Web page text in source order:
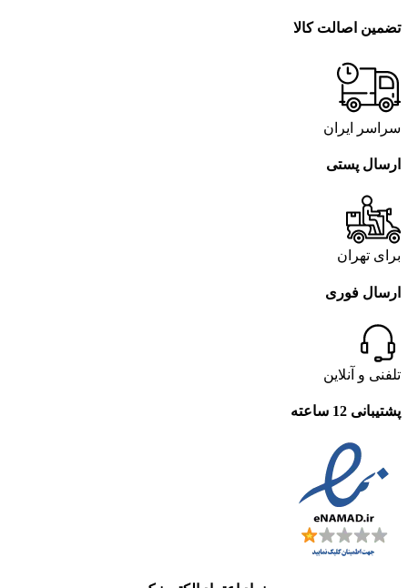
تضمین اصالت کالا
سراسر ایران
ارسال پستی
برای تهران
ارسال فوری
تلفنی و آنلاین
پشتیبانی 12 ساعته